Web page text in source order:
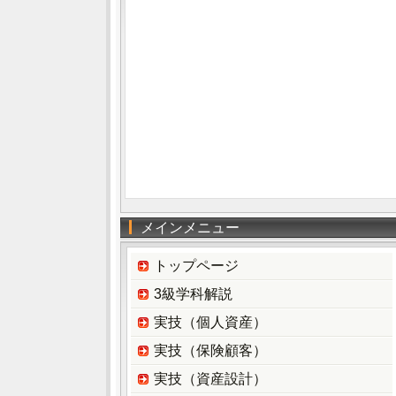
メインメニュー
トップページ
3級学科解説
実技（個人資産）
実技（保険顧客）
実技（資産設計）